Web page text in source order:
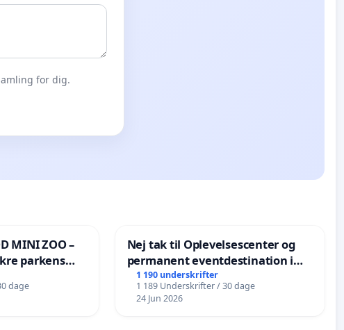
for dig.
MINI ZOO –
parkens
dage
Nej tak til Oplevelsescenter og
permanent eventdestination i
Vejby - Ja tak til et levende
lokalområde i balance
1 190 underskrifter
1 189 Underskrifter / 30 dage
24 Jun 2026